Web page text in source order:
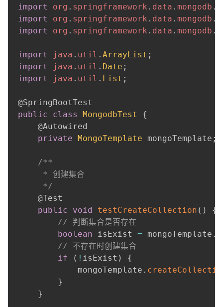
import
org . springframework . data . mongodb .
import
org . springframework . data . mongodb .
import
org . springframework . data . mongodb .
import
java . util . ArrayList ;
import
java . util . Date ;
import
java . util . List ;
@SpringBootTest
public
class MongodbTest
{
@Autowired
private MongoTemplate mongoTemplate ;
/**
      * 创建集合
      */
@Test
public
void testCreateCollection ( )
{
// 判断集合是否存在
boolean isExist = mongoTemplate .
// 不存在时创建集合
if
( ! isExist )
{
             mongoTemplate
.
}
}